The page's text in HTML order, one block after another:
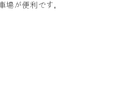
場が便利です。